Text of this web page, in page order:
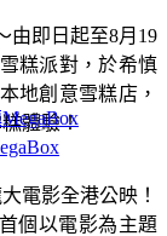
由即日起至8月19
糕派對，於希慎
地創意雪糕店，
體驗！
電影全港公映！
個以電影為主題